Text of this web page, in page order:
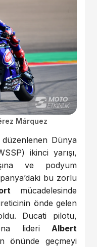
Márquez
Dünya
ikinci yarışı,
ve podyum
bu zorlu
mücadelesinde
önde gelen
Ducati pilotu,
lideri Albert
önünde geçmeyi